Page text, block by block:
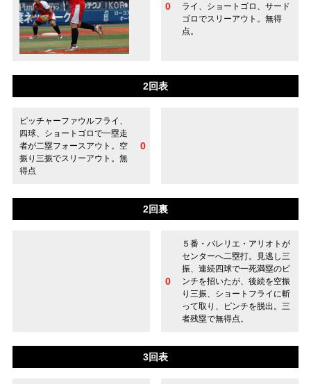
ライ、ショートゴロ、サード
ゴロでスリーアウト。無得
点。
0
2回表
ピッチャーファウルフライ、
四球、ショートゴロで一塁走
者が二塁フォースアウト。空
振り三振でスリーアウト。無
得点
0
2回裏
５番・バレリエ・アリオトが
センターへ二塁打。見逃し三
振、連続四球で一死満塁のピ
ンチを招いたが、後続を空振
り三振、ショートフライに斬
って取り、ピンチを脱出。三
者残塁で無得点。
0
3回表